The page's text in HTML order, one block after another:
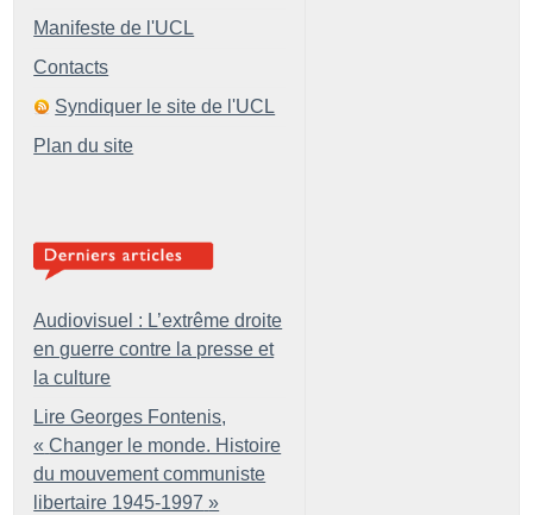
Manifeste de l'UCL
Contacts
Syndiquer le site de l'UCL
Plan du site
Audiovisuel : L’extrême droite
en guerre contre la presse et
la culture
Lire Georges Fontenis,
« Changer le monde. Histoire
du mouvement communiste
libertaire 1945-1997 »